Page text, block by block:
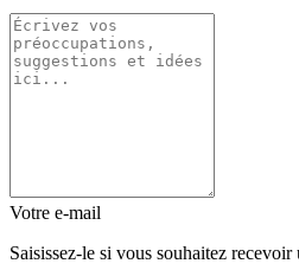
Votre e-mail
Saisissez-le si vous souhaitez recevoir